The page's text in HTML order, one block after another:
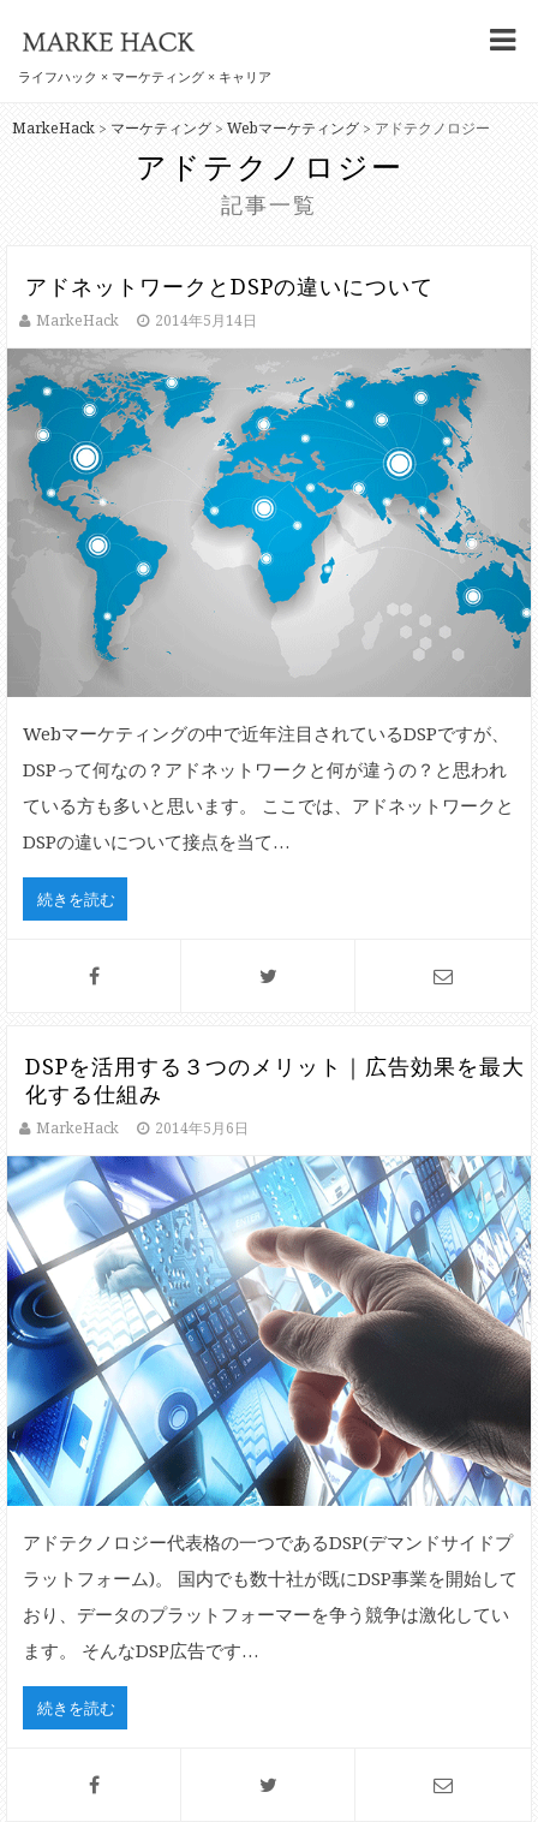
ライフハック × マーケティング × キャリア
MarkeHack > マーケティング > Webマーケティング > アドテクノロジー
アドテクノロジー
記事一覧
アドネットワークとDSPの違いについて
MarkeHack 2014年5月14日
Webマーケティングの中で近年注目されているDSPですが、
DSPって何なの？アドネットワークと何が違うの？と思われ
ている方も多いと思います。 ここでは、アドネットワークと
DSPの違いについて接点を当て…
続きを読む
DSPを活用する３つのメリット｜広告効果を最大
化する仕組み
MarkeHack 2014年5月6日
アドテクノロジー代表格の一つであるDSP(デマンドサイドプ
ラットフォーム)。 国内でも数十社が既にDSP事業を開始して
おり、データのプラットフォーマーを争う競争は激化してい
ます。 そんなDSP広告です…
続きを読む